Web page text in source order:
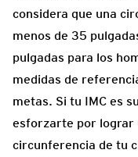
considera que una
menos de 35
pulgadas para los
medidas de
metas. Si tu IMC es
esforzarte por lograr
circunferencia de tu